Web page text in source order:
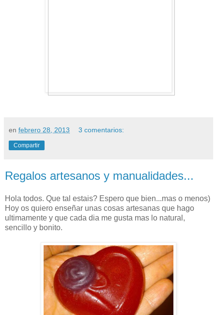
en febrero 28, 2013 3 comentarios:
Compartir
Regalos artesanos y manualidades...
Hola todos. Que tal estais? Espero que bien...mas o menos)
Hoy os quiero enseñar unas cosas artesanas que hago
ultimamente y que cada dia me gusta mas lo natural,
sencillo y bonito.